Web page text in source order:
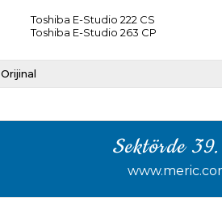
Toshiba E-Studio 222 CS
Toshiba E-Studio 263 CP
Orijinal
Sektörde 39.